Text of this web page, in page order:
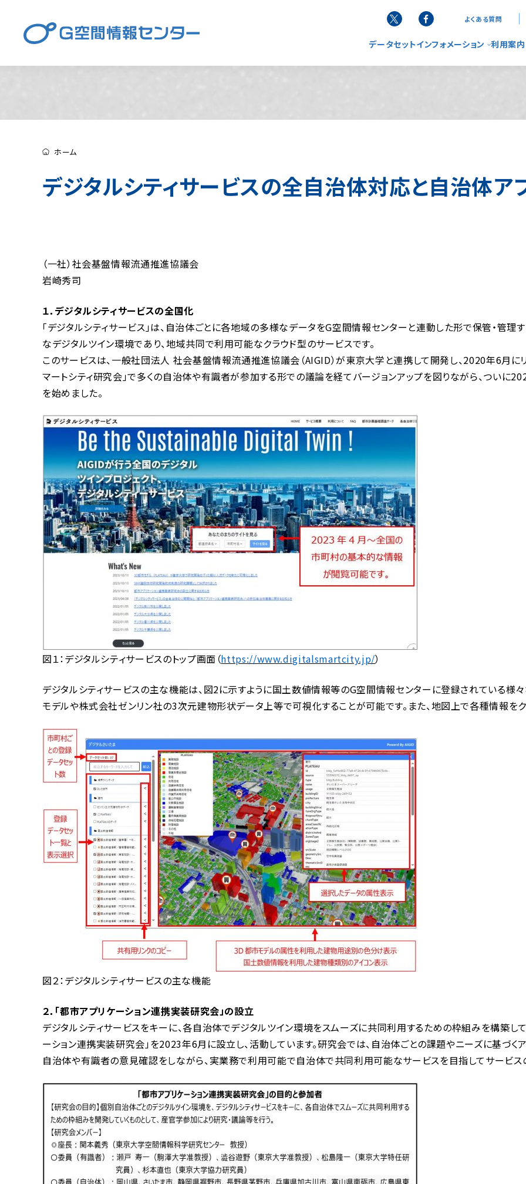
データセットインフォメーション 利用案内
活用事例
よくある質問
ホーム
デジタルシティサービスの全自治体対応と自治体ア
（一社）社会基盤情報流通推進協議会
岩崎秀司
１．デジタルシティサービスの全国化
「デジタルシティサービス」は、自治体ごとに各地域の多様なデータをG空間情報センターと連動した形で保管・管
なデジタルツイン環境であり、地域共同で利用可能なクラウド型のサービスです。
このサービスは、一般社団法人 社会基盤情報流通推進協議会（AIGID）が東京大学と連携して開発し、2020年6月にリ
マートシティ研究会」で多くの自治体や有識者が参加する形での議論を経てバージョンアップを図りながら、ついに
を始めました。
図１：デジタルシティサービスのトップ画面（https://www.digitalsmartcity.jp/）
デジタルシティサービスの主な機能は、図2に示すように国土数値情報等のG空間情報センターに登録されている
モデルや株式会社ゼンリン社の3次元建物形状データ上等で可視化することが可能です。また、地図上で各種情報をク
図２：デジタルシティサービスの主な機能
２．「都市アプリケーション連携実装研究会」の設立
デジタルシティサービスをキーに、各自治体でデジタルツイン環境をスムーズに共同利用するための枠組みを構築し
ーション連携実装研究会」を2023年6月に設立し、活動しています。研究会では、自治体ごとの課題やニーズに基づく
自治体や有識者の意見確認をしながら、実業務で利用可能で自治体で共同利用可能なサービスを目指してサービス